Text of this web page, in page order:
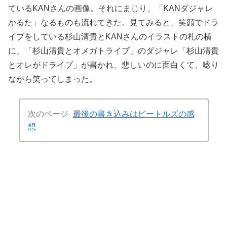
ているKANさんの画像。それにまじり、「KANダジャレ
かるた」なるものも流れてきた。見てみると、笑顔でドラ
イブをしている杉山清貴とKANさんのイラストの札の横
に、「杉山清貴とオメガトライブ」のダジャレ「杉山清貴
とオレがドライブ」が書かれ、悲しいのに面白くて、唸り
ながら笑ってしまった。
次のページ 最後の書き込みはビートルズの感
想